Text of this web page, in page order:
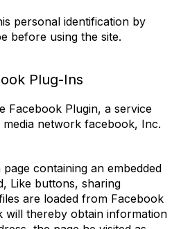
personal identification by
before using the site.
Plug-Ins
Facebook Plugin, a service
network facebook, Inc.
containing an embedded
Like buttons, sharing
are loaded from Facebook
will thereby obtain information